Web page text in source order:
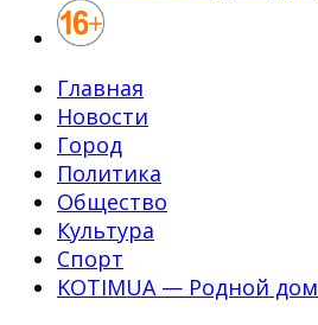
Главная
Новости
Город
Политика
Общество
Культура
Спорт
KOTIMUA — Родной дом